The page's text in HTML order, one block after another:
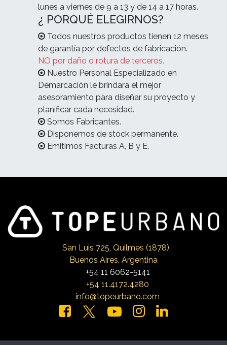
lunes a viernes de 9 a 13 y de 14 a 17 horas.
¿ PORQUÉ ELEGIRNOS?
Todos nuestros productos tienen 12 meses
de garantía por defectos de fabricación.
NO por daño o rotura de terceros.
Nuestro Personal Especializado en
Demarcación le brindara el mejor
asesoramiento para diseñar su proyecto y
planificar cada necesidad.
Somos Fabricantes.
Disponemos de stock permanente.
Emitimos Facturas A, B y E.
San Luis 725, Quilmes (1878)
Buenos Aires, Argentina
+54 11 6062-5141
+54 11.4172.4280
info@topeurbano.com